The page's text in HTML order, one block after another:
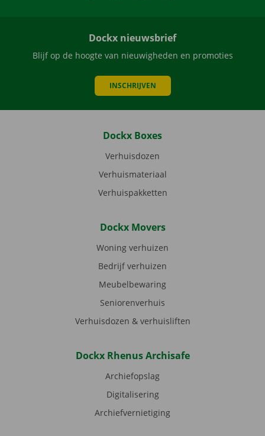
Dockx nieuwsbrief
Blijf op de hoogte van nieuwigheden en promoties
INSCHRIJVEN
Dockx Boxes
Verhuisdozen
Verhuismateriaal
Verhuispakketten
Dockx Movers
Woning verhuizen
Bedrijf verhuizen
Meubelbewaring
Seniorenverhuis
Verhuisdozen & verhuisliften
Dockx Rhenus Archisafe
Archiefopslag
Digitalisering
Archiefvernietiging